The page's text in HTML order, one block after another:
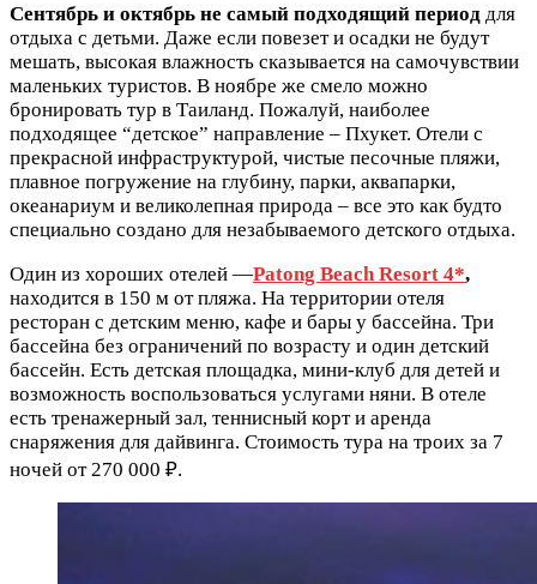
Сентябрь и октябрь не самый подходящий период для
отдыха с детьми. Даже если повезет и осадки не будут
мешать, высокая влажность сказывается на самочувствии
маленьких туристов. В ноябре же смело можно
бронировать тур в Таиланд. Пожалуй, наиболее
подходящее “детское” направление – Пхукет. Отели с
прекрасной инфраструктурой, чистые песочные пляжи,
плавное погружение на глубину, парки, аквапарки,
океанариум и великолепная природа – все это как будто
специально создано для незабываемого детского отдыха.
Один из хороших отелей —Patong Beach Resort 4*,
находится в 150 м от пляжа. На территории отеля
ресторан с детским меню, кафе и бары у бассейна. Три
бассейна без ограничений по возрасту и один детский
бассейн. Есть детская площадка, мини-клуб для детей и
возможность воспользоваться услугами няни. В отеле
есть тренажерный зал, теннисный корт и аренда
снаряжения для дайвинга. Стоимость тура на троих за 7
ночей от 270 000 ₽.